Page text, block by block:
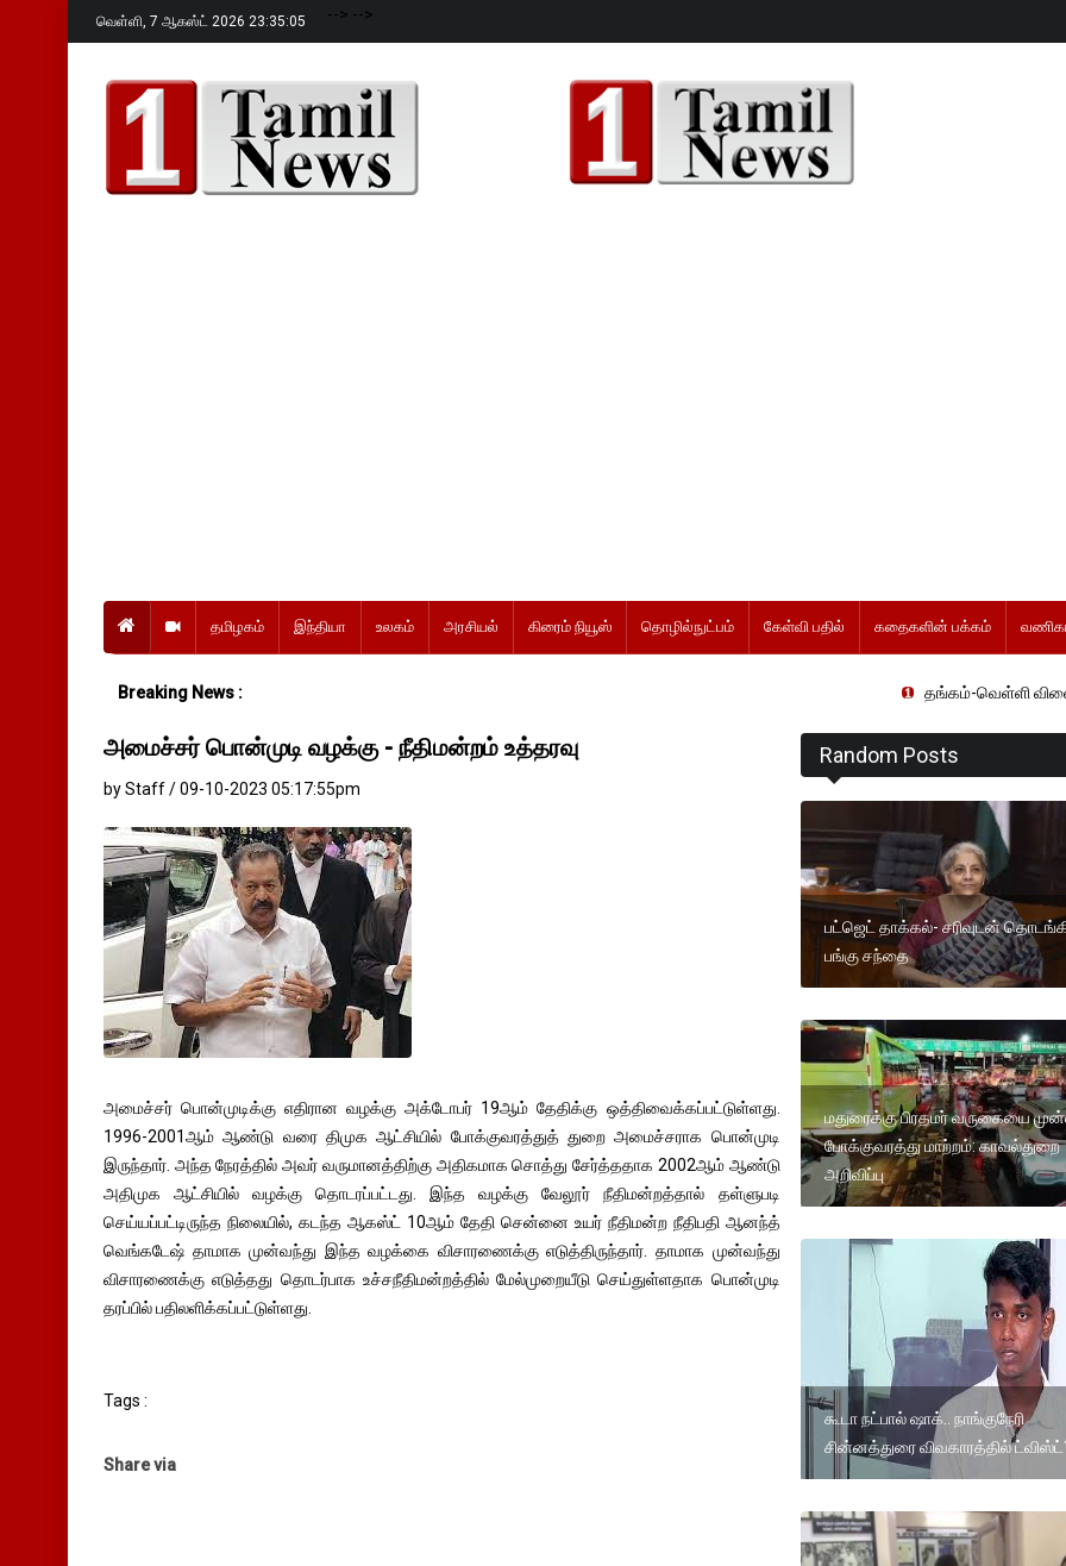
வெள்ளி, 7 ஆகஸ்ட் 2026 23:35:06 --> -->
தமிழகம் இந்தியா உலகம் அரசியல் கிரைம் நியூஸ் தொழில்நுட்பம் கேள்வி பதில் கதைகளின் பக்கம்
Breaking News : தங்கம்-வெள்ளி விலை
அமைச்சர் பொன்முடி வழக்கு - நீதிமன்றம் உத்தரவு
by Staff / 09-10-2023 05:17:55pm
அமைச்சர் பொன்முடிக்கு எதிரான வழக்கு அக்டோபர் 19ஆம் தேதிக்கு ஒத்திவைக்கப்பட்டுள்ளது.
1996-2001ஆம் ஆண்டு வரை திமுக ஆட்சியில் போக்குவரத்துத் துறை அமைச்சராக பொன்முடி
இருந்தார். அந்த நேரத்தில் அவர் வருமானத்திற்கு அதிகமாக சொத்து சேர்த்ததாக 2002ஆம் ஆண்டு
அதிமுக ஆட்சியில் வழக்கு தொடரப்பட்டது. இந்த வழக்கு வேலூர் நீதிமன்றத்தால் தள்ளுபடி
செய்யப்பட்டிருந்த நிலையில், கடந்த ஆகஸ்ட் 10ஆம் தேதி சென்னை உயர் நீதிமன்ற நீதிபதி ஆனந்த்
வெங்கடேஷ் தாமாக முன்வந்து இந்த வழக்கை விசாரணைக்கு எடுத்திருந்தார். தாமாக முன்வந்து
விசாரணைக்கு எடுத்தது தொடர்பாக உச்சநீதிமன்றத்தில் மேல்முறையீடு செய்துள்ளதாக பொன்முடி
தரப்பில் பதிலளிக்கப்பட்டுள்ளது.
Tags :
Share via
Random Posts
பட்ஜெட் தாக்கல்- சரிவுடன்
பங்கு சந்தை
மதுரைக்கு பிரதமர் வருகையை
போக்குவரத்து மாற்றம்: காவல்துறை
அறிவிப்பு
கூடா நட்பால் ஷாக்.. நாங்குநேரி
சின்னத்துரை விவகாரத்தில்